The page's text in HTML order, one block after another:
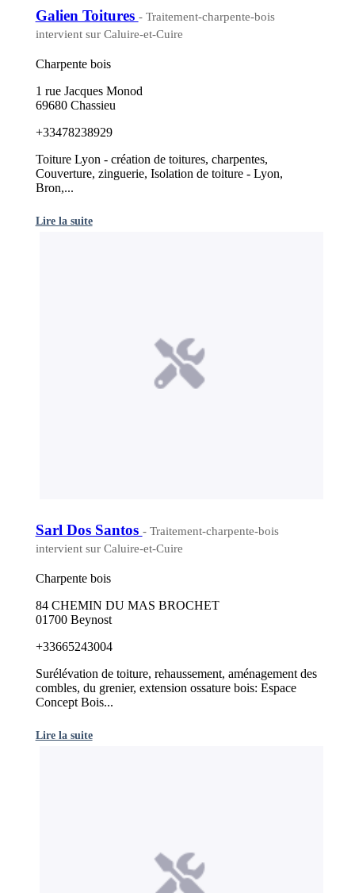
Galien Toitures - Traitement-charpente-bois
intervient sur Caluire-et-Cuire
Charpente bois
1 rue Jacques Monod
69680 Chassieu
+33478238929
Toiture Lyon - création de toitures, charpentes,
Couverture, zinguerie, Isolation de toiture - Lyon,
Bron,...
Lire la suite
Sarl Dos Santos - Traitement-charpente-bois
intervient sur Caluire-et-Cuire
Charpente bois
84 CHEMIN DU MAS BROCHET
01700 Beynost
+33665243004
Surélévation de toiture, rehaussement, aménagement des
combles, du grenier, extension ossature bois: Espace
Concept Bois...
Lire la suite